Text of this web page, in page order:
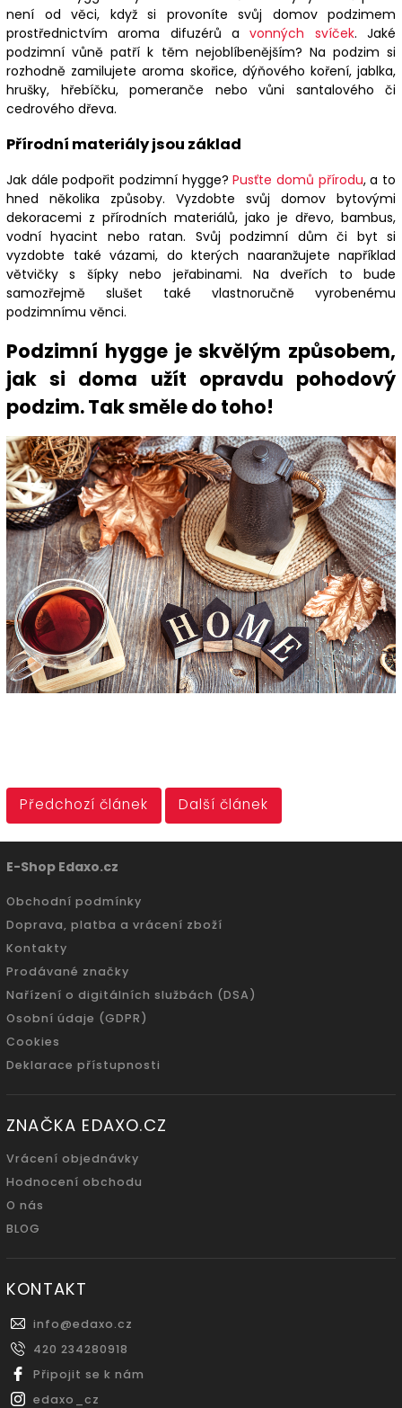
není od věci, když si provoníte svůj domov podzimem
prostřednictvím aroma difuzérů avonných svíček. Jaké
podzimní vůně patří k těm nejoblíbenějším? Na podzim si
rozhodně zamilujete aroma skořice, dýňového koření, jablka,
hrušky, hřebíčku, pomeranče nebo vůni santalového či
cedrového dřeva.
Přírodní materiály jsou základ
Jak dále podpořit podzimní hygge?Pusťte domů přírodu, a to
hned několika způsoby. Vyzdobte svůj domov bytovými
dekoracemi z přírodních materiálů, jako je dřevo, bambus,
vodní hyacint nebo ratan. Svůj podzimní dům či byt si
vyzdobte také vázami, do kterých naaranžujete například
větvičky s šípky nebo jeřabinami. Na dveřích to bude
samozřejmě slušet také vlastnoručně vyrobenému
podzimnímu věnci.
Podzimní hygge je skvělým způsobem,
jak si doma užít opravdu pohodový
podzim. Tak směle do toho!
Předchozí článek Další článek
E-Shop Edaxo.cz
Obchodní podmínky
Doprava, platba a vrácení zboží
Kontakty
Prodávané značky
Nařízení o digitálních službách (DSA)
Osobní údaje (GDPR)
Cookies
Deklarace přístupnosti
ZNAČKA EDAXO.CZ
Vrácení objednávky
Hodnocení obchodu
O nás
BLOG
KONTAKT
info@edaxo.cz
420 234280918
Připojit se k nám
edaxo_cz